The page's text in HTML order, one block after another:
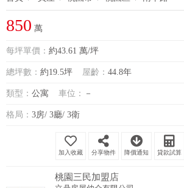
850 萬
每坪單價： 約43.61 萬/坪
總坪數： 約19.5坪 屋齡： 44.8年
類型： 公寓 車位： －
格局： 3房/ 3廳/ 3衛
分享物件 降價通知 貸款試算
桃園三民加盟店